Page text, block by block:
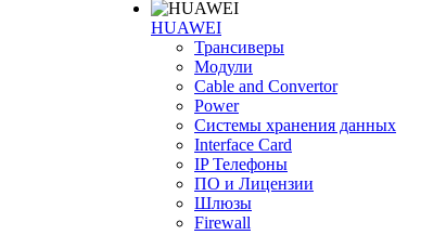
HUAWEI
Трансиверы
Модули
Cable and Convertor
Power
Системы хранения данных
Interface Card
IP Телефоны
ПО и Лицензии
Шлюзы
Firewall